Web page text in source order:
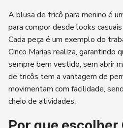
A blusa de tricô para menino é
para compor desde looks
Cada peça é um exemplo do
Cinco Marias realiza, garantindo
sempre bem vestido, sem abrir
de tricôs tem a vantagem de
movimentam com facilidade,
cheio de atividades.